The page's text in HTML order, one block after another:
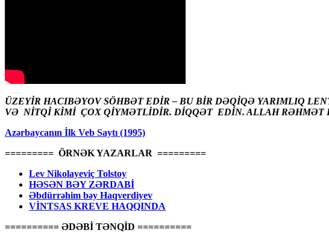
ÜZEYİR HACIBƏYOV SÖHBƏT EDİR – BU BİR DƏQİQƏ YARIMLIQ
VƏ NİTQİ KİMİ ÇOX QİYMƏTLİDİR. DİQQƏT EDİN. ALLAH RƏHMƏT
Azərbaycanın İlk Veb Saytı (1995)
========= ÖRNƏK YAZARLAR =========
Lev Nikolayeviç Tolstoy
HƏSƏN BƏY ZƏRDABİ
Əbdürrəhim bəy Haqverdiyev
VİNTSAS KREVE HAQQINDA
========== ƏDƏBİ TƏNQİD ==========